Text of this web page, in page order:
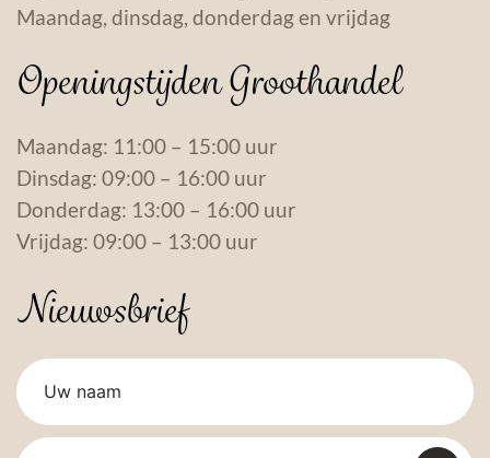
Maandag, dinsdag, donderdag en vrijdag
Openingstijden Groothandel
Maandag: 11:00 – 15:00 uur
Dinsdag: 09:00 – 16:00 uur
Donderdag: 13:00 – 16:00 uur
Vrijdag: 09:00 – 13:00 uur
Nieuwsbrief